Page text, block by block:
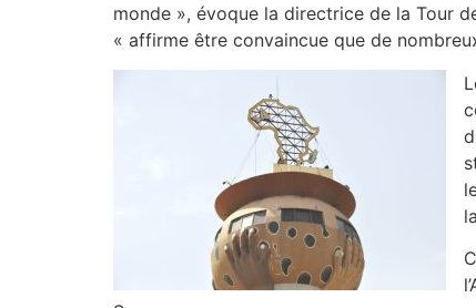
monde », évoque la directrice de la Tour
« affirme être convaincue que de